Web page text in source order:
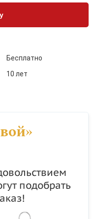
Бесплатно
10 лет
подобрать